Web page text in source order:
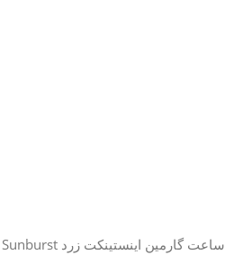
ساعت گارمین اینستینکت زرد instinct Sunburst